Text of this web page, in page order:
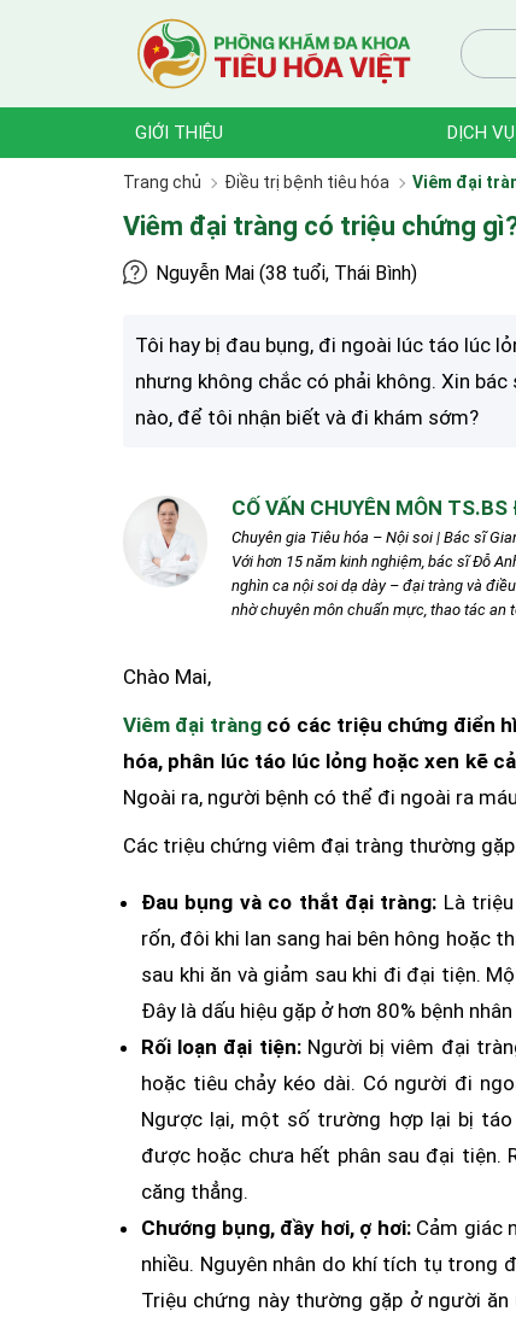
GIỚI THIỆU DỊCH VỤ
Trang chủ Điều trị bệnh tiêu hóa Viêm đại
Viêm đại tràng có triệu chứng
Nguyễn Mai (38 tuổi, Thái Bình)
Tôi hay bị đau bụng, đi ngoài lúc táo lúc
nhưng không chắc có phải không. Xin
nào, để tôi nhận biết và đi khám sớm?
CỐ VẤN CHUYÊN MÔN TS.BS
Chuyên gia Tiêu hóa – Nội soi | Bác sĩ
Với hơn 15 năm kinh nghiệm, bác sĩ Đỗ
nghìn ca nội soi dạ dày – đại tràng và
nhờ chuyên môn chuẩn mực, thao tác
Chào Mai,
Viêm đại tràngcó các triệu chứng điển
hóa, phân lúc táo lúc lỏng hoặc xen kẽ
Ngoài ra, người bệnh có thể đi ngoài ra
Các triệu chứng viêm đại tràng thường
Đau bụng và co thắt đại tràng: Là
rốn, đôi khi lan sang hai bên hông hoặc
sau khi ăn và giảm sau khi đi đại tiện.
Đây là dấu hiệu gặp ở hơn 80% bệnh
Rối loạn đại tiện:Người bị viêm đại
hoặc tiêu chảy kéo dài. Có người đi
Ngược lại, một số trường hợp lại bị
được hoặc chưa hết phân sau đại tiện.
căng thẳng.
Chướng bụng, đầy hơi, ợ hơi:Cảm giác
nhiều. Nguyên nhân do khí tích tụ
Triệu chứng này thường gặp ở người